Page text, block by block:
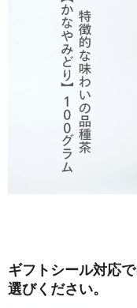
ギフトシール対応
選びください。